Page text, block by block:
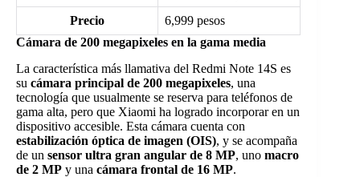
Precio
6,999 pesos
Cámara de 200 megapixeles en la gama media
La característica más llamativa del Redmi Note 14S es
su cámara principal de 200 megapixeles, una
tecnología que usualmente se reserva para teléfonos de
gama alta, pero que Xiaomi ha logrado incorporar en un
dispositivo accesible. Esta cámara cuenta con
estabilización óptica de imagen (OIS), y se acompaña
de un sensor ultra gran angular de 8 MP, uno macro
de 2 MP y una cámara frontal de 16 MP.